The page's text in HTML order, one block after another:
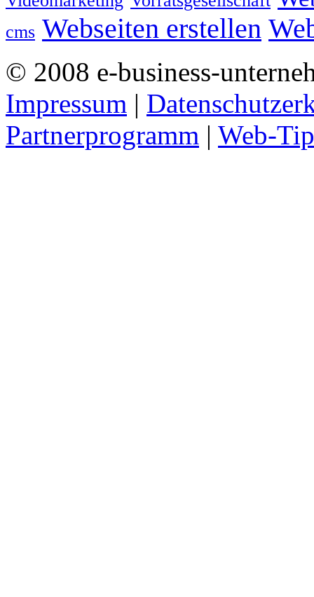
cms Webseiten erstellen
© 2008 e-business-
Impressum |
Partnerprogramm | Web-